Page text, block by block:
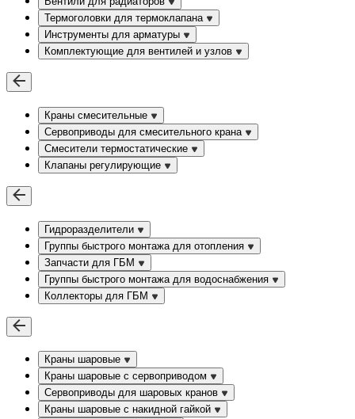
Термоголовки для термоклапана
Инструменты для арматуры
Комплектующие для вентилей и узлов
Краны смесительные
Сервоприводы для смесительного крана
Смесители термостатические
Клапаны регулирующие
Гидроразделители
Группы быстрого монтажа для отопления
Запчасти для ГБМ
Группы быстрого монтажа для водоснабжения
Коллекторы для ГБМ
Краны шаровые
Краны шаровые с сервоприводом
Сервоприводы для шаровых кранов
Краны шаровые с накидной гайкой